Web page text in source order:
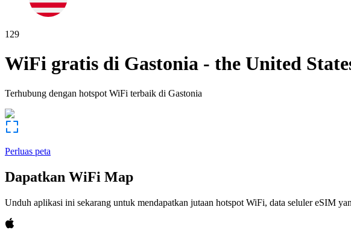
129
WiFi gratis di Gastonia - the United
Terhubung dengan hotspot WiFi terbaik di Gastonia
Perluas peta
Dapatkan WiFi Map
Unduh aplikasi ini sekarang untuk mendapatkan jutaan hotspot WiFi, data seluler eSIM